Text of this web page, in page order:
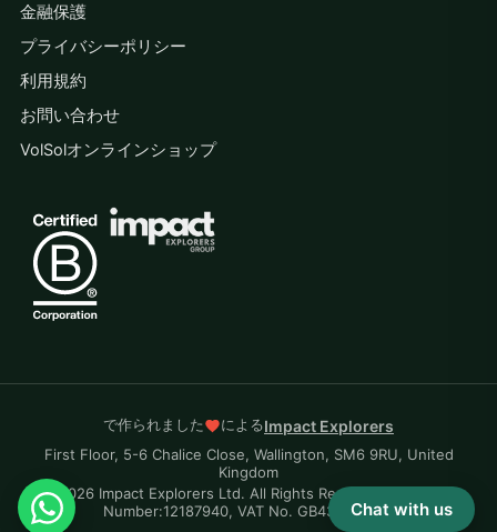
金融保護
プライバシーポリシー
利用規約
お問い合わせ
VolSolオンラインショップ
で作られました によるImpact Explorers
First Floor, 5-6 Chalice Close, Wallington, SM6 9RU, United
Kingdom
© 2026 Impact Explorers Ltd. All Rights Reserved. Company
Number:12187940, VAT No. GB430870704Chat with us